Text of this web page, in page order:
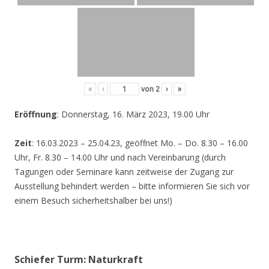
« ‹ von 2 › »
Eröffnung: Donnerstag, 16. März 2023, 19.00 Uhr
Zeit: 16.03.2023 – 25.04.23, geöffnet Mo. – Do. 8.30 – 16.00
Uhr, Fr. 8.30 – 14.00 Uhr und nach Vereinbarung (durch
Tagungen oder Seminare kann zeitweise der Zugang zur
Ausstellung behindert werden – bitte informieren Sie sich vor
einem Besuch sicherheitshalber bei uns!)
Schiefer Turm: Naturkraft